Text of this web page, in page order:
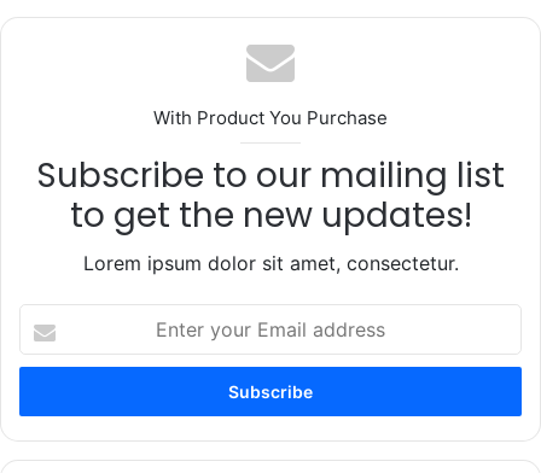
With Product You Purchase
Subscribe to our mailing list
to get the new updates!
Lorem ipsum dolor sit amet, consectetur.
your
Email